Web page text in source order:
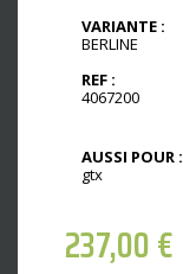
VARIANTE :
BERLINE
REF :
4067200
AUSSI POUR :
gtx
237,00€